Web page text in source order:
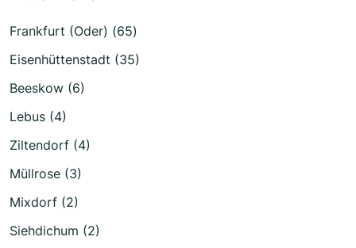
Frankfurt (Oder) (65)
Eisenhüttenstadt (35)
Beeskow (6)
Lebus (4)
Ziltendorf (4)
Müllrose (3)
Mixdorf (2)
Siehdichum (2)